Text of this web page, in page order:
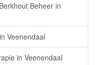
Beheer in
Veenendaal
in Veenendaal